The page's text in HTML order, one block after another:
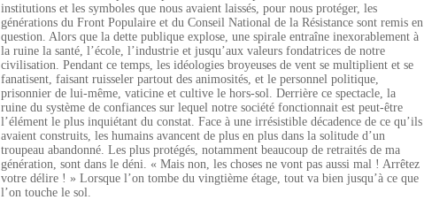
institutions et les symboles que nous avaient laissés, pour nous protéger, les
générations du Front Populaire et du Conseil National de la Résistance sont remis en
question. Alors que la dette publique explose, une spirale entraîne inexorablement à
la ruine la santé, l’école, l’industrie et jusqu’aux valeurs fondatrices de notre
civilisation. Pendant ce temps, les idéologies broyeuses de vent se multiplient et se
fanatisent, faisant ruisseler partout des animosités, et le personnel politique,
prisonnier de lui-même, vaticine et cultive le hors-sol. Derrière ce spectacle, la
ruine du système de confiances sur lequel notre société fonctionnait est peut-être
l’élément le plus inquiétant du constat. Face à une irrésistible décadence de ce qu’ils
avaient construits, les humains avancent de plus en plus dans la solitude d’un
troupeau abandonné. Les plus protégés, notamment beaucoup de retraités de ma
génération, sont dans le déni. « Mais non, les choses ne vont pas aussi mal ! Arrêtez
votre délire ! » Lorsque l’on tombe du vingtième étage, tout va bien jusqu’à ce que
l’on touche le sol.